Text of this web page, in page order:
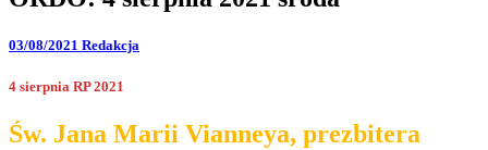
03/08/2021 Redakcja
4 sierpnia RP 2021
Św. Jana Marii Vianneya, prezbitera